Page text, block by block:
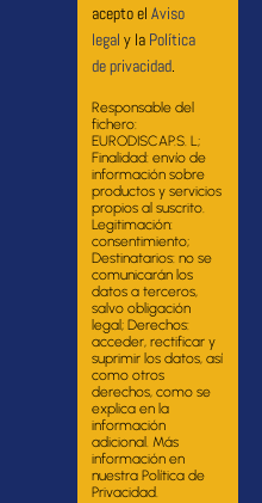
acepto el Aviso
legal y la Política
de privacidad.
Responsable del
fichero:
EURODISCAP.S. L;
Finalidad: envío de
información sobre
productos y servicios
propios al suscrito.
Legitimación:
consentimiento;
Destinatarios: no se
comunicarán los
datos a terceros,
salvo obligación
legal; Derechos:
acceder, rectificar y
suprimir los datos, así
como otros
derechos, como se
explica en la
información
adicional. Más
información en
nuestra Política de
Privacidad.